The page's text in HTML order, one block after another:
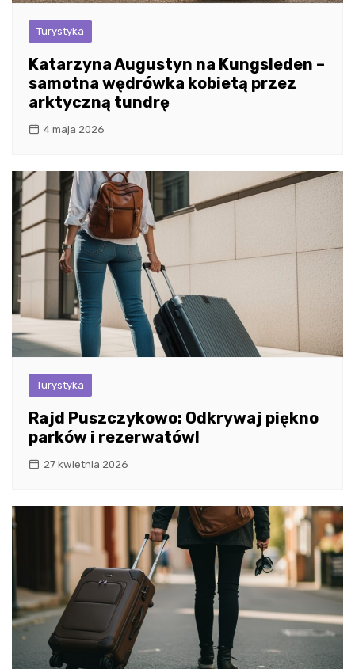
Turystyka
Katarzyna Augustyn na Kungsleden –
samotna wędrówka kobietą przez
arktyczną tundrę
4 maja 2026
Turystyka
Rajd Puszczykowo: Odkrywaj piękno
parków i rezerwatów!
27 kwietnia 2026